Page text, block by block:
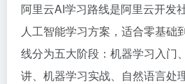
阿里云AI学习路线是阿里云开发
人工智能学习方案，适合零基础
线分为五大阶段：机器学习入门
讲、机器学习实战、自然语言处